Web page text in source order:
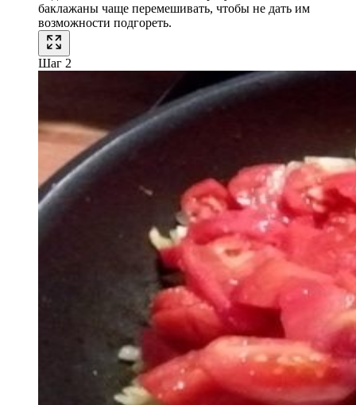
баклажаны чаще перемешивать, чтобы не дать им
возможности подгореть.
Шаг 2